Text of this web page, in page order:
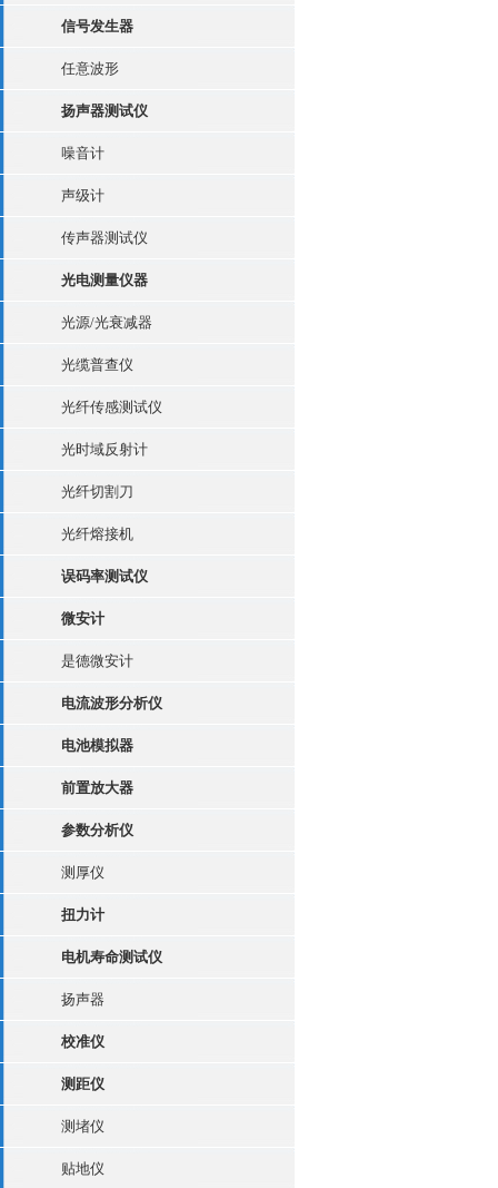
信号发生器
任意波形
扬声器测试仪
噪音计
声级计
传声器测试仪
光电测量仪器
光源/光衰减器
光缆普查仪
光纤传感测试仪
光时域反射计
光纤切割刀
光纤熔接机
误码率测试仪
微安计
是德微安计
电流波形分析仪
电池模拟器
前置放大器
参数分析仪
测厚仪
扭力计
电机寿命测试仪
扬声器
校准仪
测距仪
测堵仪
贴地仪